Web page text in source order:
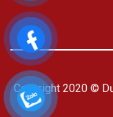
Copyright 2020 ©